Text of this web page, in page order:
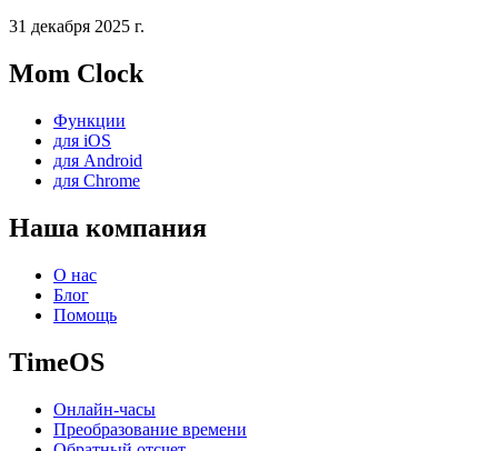
31 декабря 2025 г.
Mom Clock
Функции
для iOS
для Android
для Chrome
Наша компания
О нас
Блог
Помощь
TimeOS
Онлайн-часы
Преобразование времени